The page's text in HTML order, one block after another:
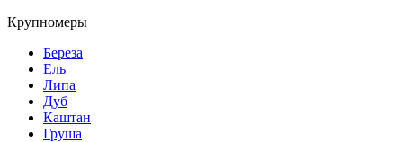
Крупномеры
Береза
Ель
Липа
Дуб
Каштан
Груша